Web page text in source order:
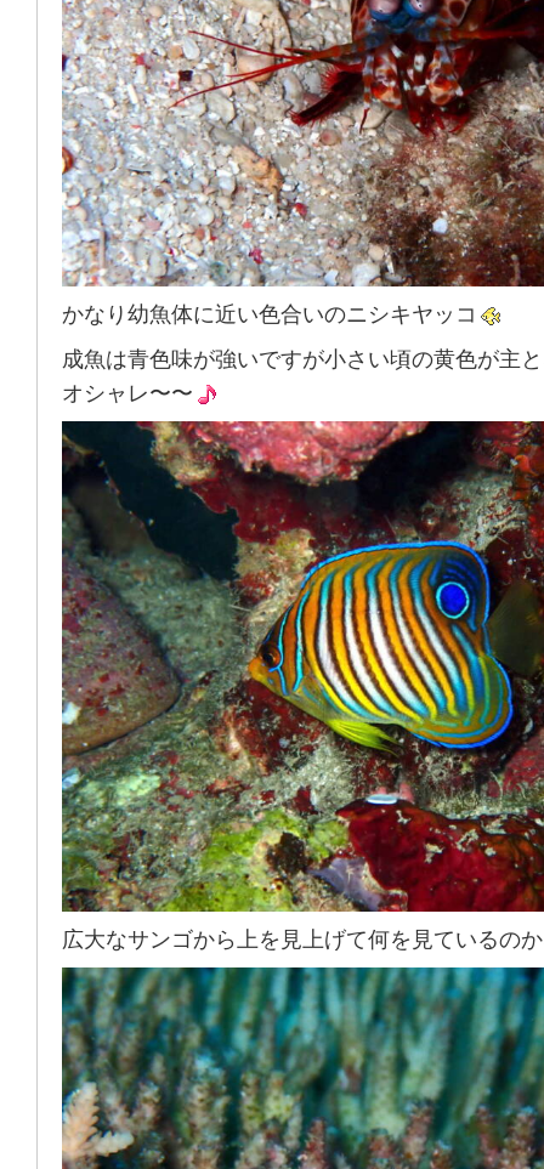
かなり幼魚体に近い色合いのニシキヤッコ
成魚は青色味が強いですが小さい頃の黄色が主
オシャレ〜〜
広大なサンゴから上を見上げて何を見ているの